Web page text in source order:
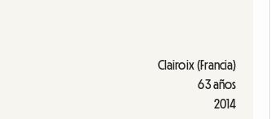
Clairoix (Francia)
63 años
2014